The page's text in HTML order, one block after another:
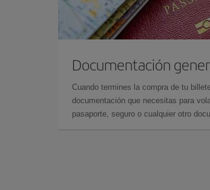
Documentación
Cuando termines la compra de tu
documentación que necesitas para
pasaporte, seguro o cualquier otro